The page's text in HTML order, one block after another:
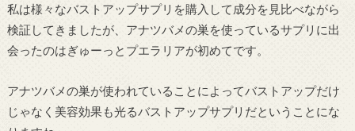
私は様々なバストアップサプリを購入して成分を見比べながら
検証してきましたが、アナツバメの巣を使っているサプリに出
会ったのはぎゅーっとプエラリアが初めてです。
アナツバメの巣が使われていることによってバストアップだけ
じゃなく美容効果も光るバストアップサプリだということにな